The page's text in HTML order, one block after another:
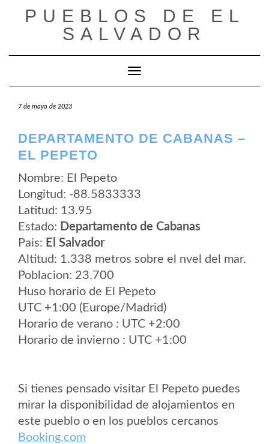
PUEBLOS DE EL
SALVADOR
Cambiar modo de navegación
7 de mayo de 2023
DEPARTAMENTO DE CABANAS –
EL PEPETO
Nombre: El Pepeto
Longitud: -88.5833333
Latitud: 13.95
Estado: Departamento de Cabanas
Pais: El Salvador
Altitud: 1.338 metros sobre el nvel del mar.
Poblacion: 23.700
Huso horario de El Pepeto
UTC +1:00 (Europe/Madrid)
Horario de verano : UTC +2:00
Horario de invierno : UTC +1:00
Si tienes pensado visitar El Pepeto puedes
mirar la disponibilidad de alojamientos en
este pueblo o en los pueblos cercanos
Booking.com